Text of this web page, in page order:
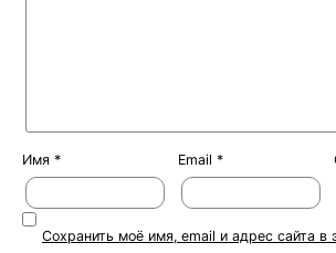
Имя * Email *
Сохранить моё имя, email и адрес сайта в